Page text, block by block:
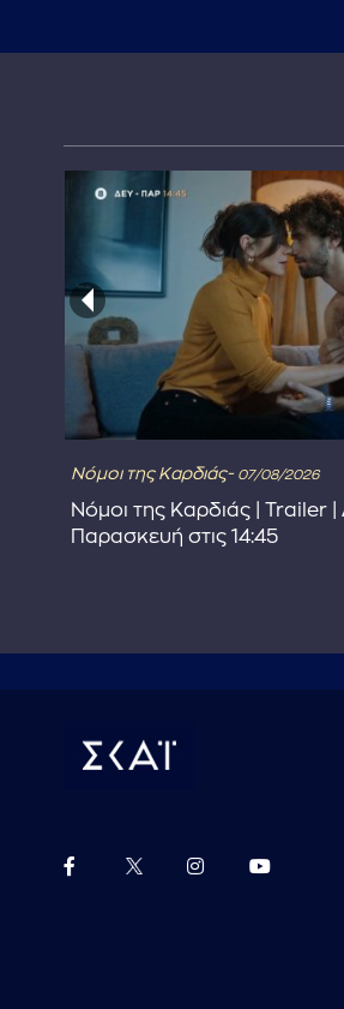
Νόμοι της Καρδιάς- 07/08/2026
Νόμοι της Καρδιάς | Trailer |
Παρασκευή στις 14:45